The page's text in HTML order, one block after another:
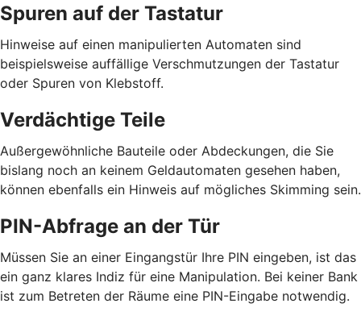
Spuren auf der Tastatur
Hinweise auf einen manipulierten Automaten sind
beispielsweise auffällige Verschmutzungen der Tastatur
oder Spuren von Klebstoff.
Verdächtige Teile
Außergewöhnliche Bauteile oder Abdeckungen, die Sie
bislang noch an keinem Geldautomaten gesehen haben,
können ebenfalls ein Hinweis auf mögliches Skimming sein.
PIN-Abfrage an der Tür
Müssen Sie an einer Eingangstür Ihre PIN eingeben, ist das
ein ganz klares Indiz für eine Manipulation. Bei keiner Bank
ist zum Betreten der Räume eine PIN-Eingabe notwendig.